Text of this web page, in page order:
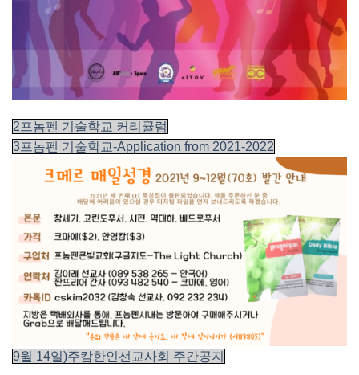
2프놈펜 기술학교 커리큘럼
3프놈펜 기술학교-Application from 2021-2022
9월 14일)주캄한인선교사회 주간공지